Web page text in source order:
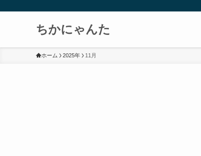
ちかにゃんた
ホーム 2025年 11月